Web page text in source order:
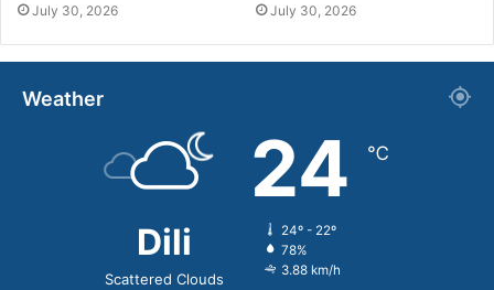
July 30, 2026 July 30, 2026
Weather
Dili
Scattered Clouds
24 ℃
24º - 22º
78%
3.88 km/h